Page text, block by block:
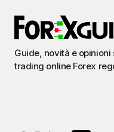
Guide, novità e
trading online Forex